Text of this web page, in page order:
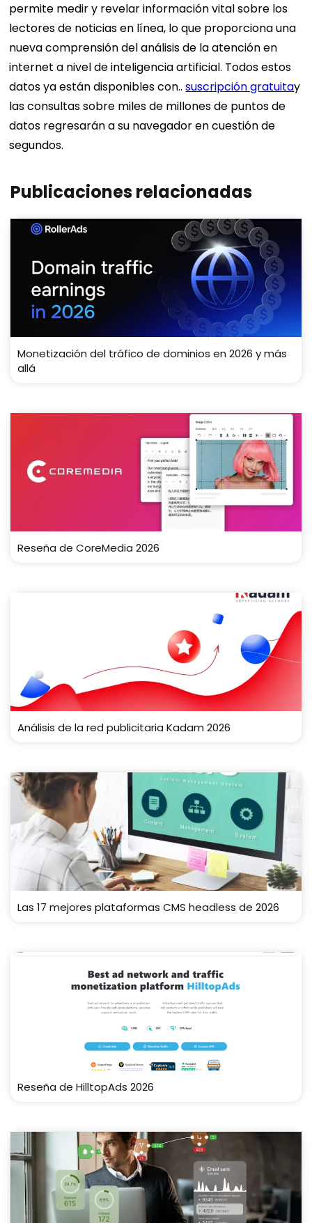
permite medir y revelar información vital sobre los
lectores de noticias en línea, lo que proporciona una
nueva comprensión del análisis de la atención en
internet a nivel de inteligencia artificial. Todos estos
datos ya están disponibles con..suscripción gratuitay
las consultas sobre miles de millones de puntos de
datos regresarán a su navegador en cuestión de
segundos.
Publicaciones relacionadas
Monetización del tráfico de dominios en 2026 y más
allá
Reseña de CoreMedia 2026
Análisis de la red publicitaria Kadam 2026
Las 17 mejores plataformas CMS headless de 2026
Reseña de HilltopAds 2026